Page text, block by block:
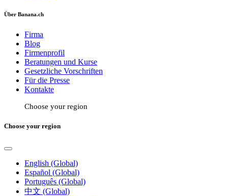
Über Banana.ch
Firma
Blog
Firmenprofil
Beratungen und Kurse
Gesetzliche Vorschriften
Für die Presse
Kontakte
Choose your region
Choose your region
English (Global)
Español (Global)
Português (Global)
中文 (Global)